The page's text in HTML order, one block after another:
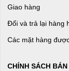
Giao hàng
Đổi và trả lại hàng
Các mặt hàng
CHÍNH SÁCH BÁN